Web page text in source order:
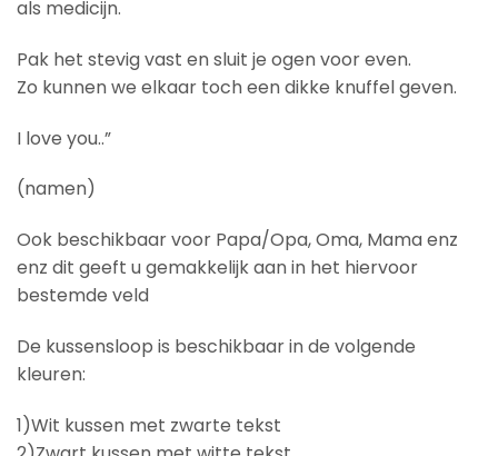
als medicijn.
Pak het stevig vast en sluit je ogen voor even.
Zo kunnen we elkaar toch een dikke knuffel geven.
I love you..”
(namen)
Ook beschikbaar voor Papa/Opa, Oma, Mama enz
enz dit geeft u gemakkelijk aan in het hiervoor
bestemde veld
De kussensloop is beschikbaar in de volgende
kleuren:
1)Wit kussen met zwarte tekst